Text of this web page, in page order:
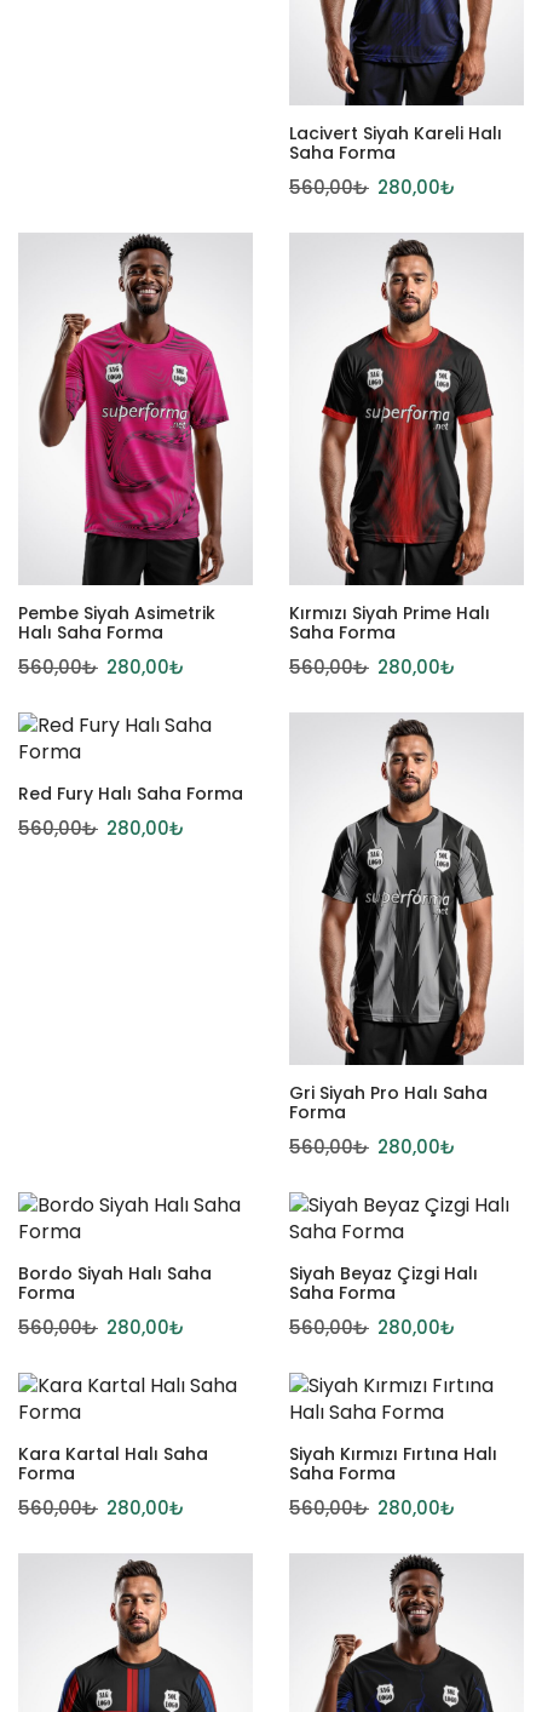
Lacivert Siyah Kareli Halı
Saha Forma
560,00₺ 280,00₺
Pembe Siyah Asimetrik
Halı Saha Forma
560,00₺ 280,00₺
Kırmızı Siyah Prime Halı
Saha Forma
560,00₺ 280,00₺
Red Fury Halı Saha Forma
560,00₺ 280,00₺
Gri Siyah Pro Halı Saha
Forma
560,00₺ 280,00₺
Bordo Siyah Halı Saha
Forma
560,00₺ 280,00₺
Siyah Beyaz Çizgi Halı
Saha Forma
560,00₺ 280,00₺
Kara Kartal Halı Saha
Forma
560,00₺ 280,00₺
Siyah Kırmızı Fırtına Halı
Saha Forma
560,00₺ 280,00₺